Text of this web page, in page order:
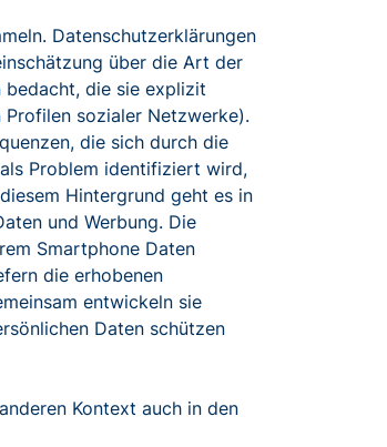
Datenschutzerklärungen
über die Art der
bedacht, die sie explizit
sozialer Netzwerke).
die sich durch die
Problem identifiziert wird,
Hintergrund geht es in
und Werbung. Die
Smartphone Daten
die erhobenen
entwickeln sie
Daten schützen
Kontext auch in den